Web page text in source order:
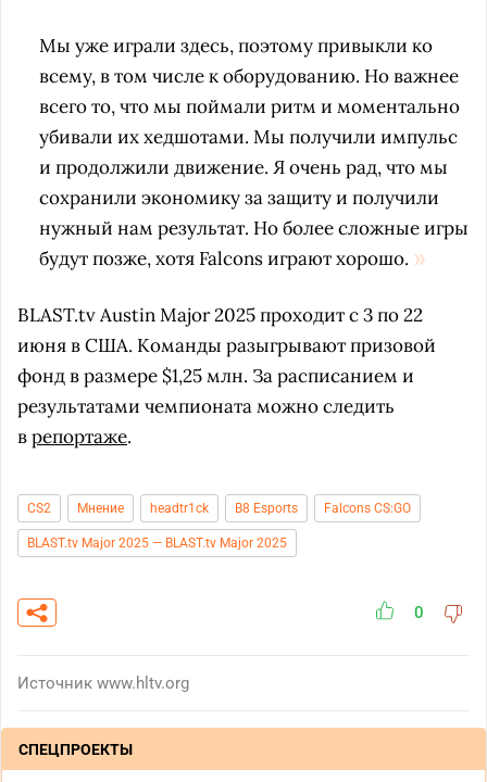
Мы уже играли здесь, поэтому привыкли ко
всему, в том числе к оборудованию. Но важнее
всего то, что мы поймали ритм и моментально
убивали их хедшотами. Мы получили импульс
и продолжили движение. Я очень рад, что мы
сохранили экономику за защиту и получили
нужный нам результат. Но более сложные игры
будут позже, хотя Falcons играют хорошо.
BLAST.tv Austin Major 2025 проходит с 3 по 22
июня в США. Команды разыгрывают призовой
фонд в размере $1,25 млн. За расписанием и
результатами чемпионата можно следить
врепортаже.
CS2 Мнение headtr1ck B8 Esports Falcons CS:GO
BLAST.tv Major 2025 — BLAST.tv Major 2025
0
Источник www.hltv.org
СПЕЦПРОЕКТЫ